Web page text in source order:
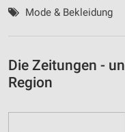
Mode & Bekleidung
Die Zeitungen -
Region